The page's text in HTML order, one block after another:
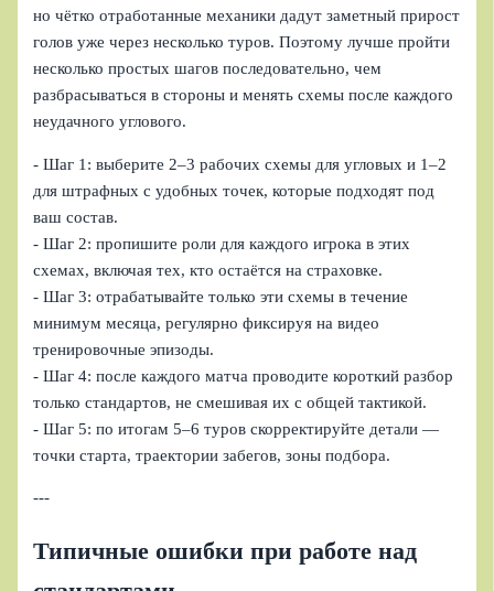
но чётко отработанные механики дадут заметный прирост
голов уже через несколько туров. Поэтому лучше пройти
несколько простых шагов последовательно, чем
разбрасываться в стороны и менять схемы после каждого
неудачного углового.
- Шаг 1: выберите 2–3 рабочих схемы для угловых и 1–2
для штрафных с удобных точек, которые подходят под
ваш состав.
- Шаг 2: пропишите роли для каждого игрока в этих
схемах, включая тех, кто остаётся на страховке.
- Шаг 3: отрабатывайте только эти схемы в течение
минимум месяца, регулярно фиксируя на видео
тренировочные эпизоды.
- Шаг 4: после каждого матча проводите короткий разбор
только стандартов, не смешивая их с общей тактикой.
- Шаг 5: по итогам 5–6 туров скорректируйте детали —
точки старта, траектории забегов, зоны подбора.
---
Типичные ошибки при работе над